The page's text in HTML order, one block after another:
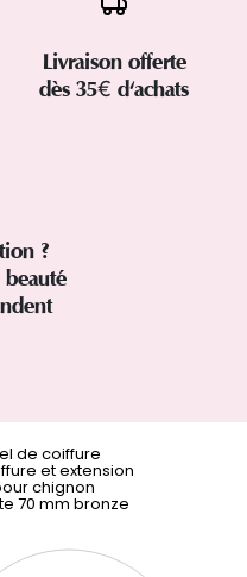
Livraison offerte
dès 35€ d'achats
?
beauté
de coiffure
et extension
chignon
70 mm bronze